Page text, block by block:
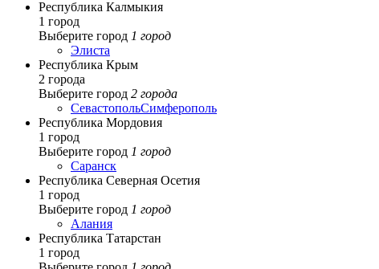
Республика Калмыкия
1 город
Выберите город 1 город
Элиста
Республика Крым
2 города
Выберите город 2 города
СевастопольСимферополь
Республика Мордовия
1 город
Выберите город 1 город
Саранск
Республика Северная Осетия
1 город
Выберите город 1 город
Алания
Республика Татарстан
1 город